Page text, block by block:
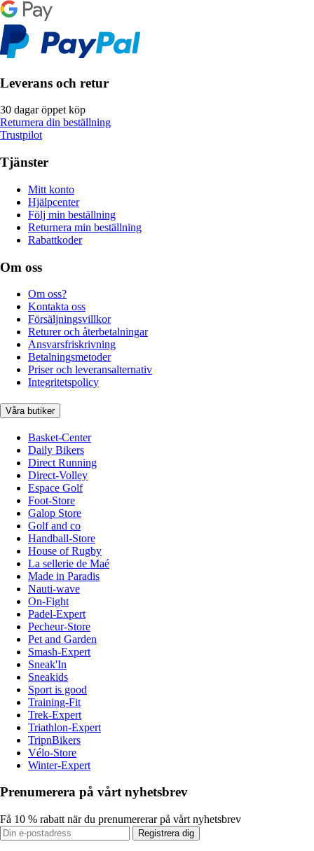
Leverans och retur
30 dagar öppet köp
Returnera din beställning
Trustpilot
Tjänster
Mitt konto
Hjälpcenter
Följ min beställning
Returnera min beställning
Rabattkoder
Om oss
Om oss?
Kontakta oss
Försäljningsvillkor
Returer och återbetalningar
Ansvarsfriskrivning
Betalningsmetoder
Priser och leveransalternativ
Integritetspolicy
Våra butiker
Basket-Center
Daily Bikers
Direct Running
Direct-Volley
Espace Golf
Foot-Store
Galop Store
Golf and co
Handball-Store
House of Rugby
La sellerie de Maé
Made in Paradis
Nauti-wave
On-Fight
Padel-Expert
Pecheur-Store
Pet and Garden
Smash-Expert
Sneak'In
Sneakids
Sport is good
Training-Fit
Trek-Expert
Triathlon-Expert
TripnBikers
Vélo-Store
Winter-Expert
Prenumerera på vårt nyhetsbrev
Få 10 % rabatt när du prenumererar på vårt nyhetsbrev
Registrera dig